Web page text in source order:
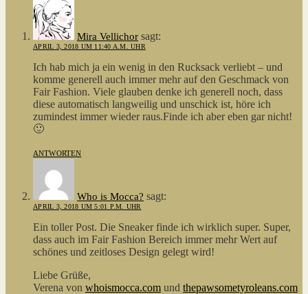
Mira Vellichor sagt:
APRIL 3, 2018 UM 11:40 A.M. UHR
Ich hab mich ja ein wenig in den Rucksack verliebt – und
komme generell auch immer mehr auf den Geschmack von
Fair Fashion. Viele glauben denke ich generell noch, dass
diese automatisch langweilig und unschick ist, höre ich
zumindest immer wieder raus.Finde ich aber eben gar nicht!
🙂
ANTWORTEN
Who is Mocca? sagt:
APRIL 3, 2018 UM 5:01 P.M. UHR
Ein toller Post. Die Sneaker finde ich wirklich super. Super,
dass auch im Fair Fashion Bereich immer mehr Wert auf
schönes und zeitloses Design gelegt wird!
Liebe Grüße,
Verena von whoismocca.com und thepawsometyroleans.com